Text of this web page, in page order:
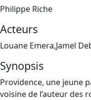
Philippe Riche
Acteurs
Louane Emera,Jamel
Synopsis
Providence, une jeune
voisine de l’auteur des